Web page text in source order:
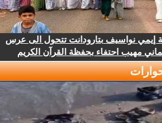
إيمي نواسيف بتارودانت تتحول الى عرس
مهيب احتفاء بحفظة القرآن الكريم